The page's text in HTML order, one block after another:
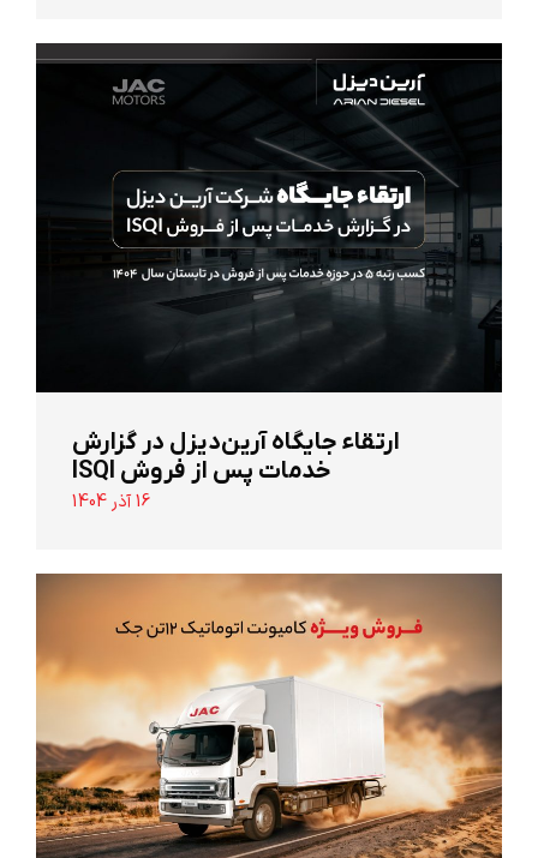
ارتقاء جایگاه آرین‌دیزل در گزارش
خدمات پس از فروش ISQI
16 آذر 1404